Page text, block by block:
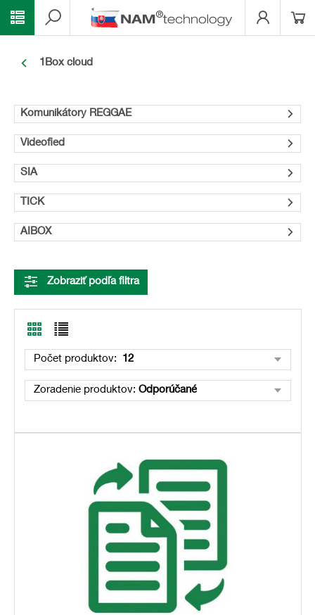
1Box cloud
Komunikátory REGGAE
Videofied
SIA
TICK
AIBOX
Zobraziť podľa filtra
Počet produktov: 12
Zoradenie produktov: Odporúčané